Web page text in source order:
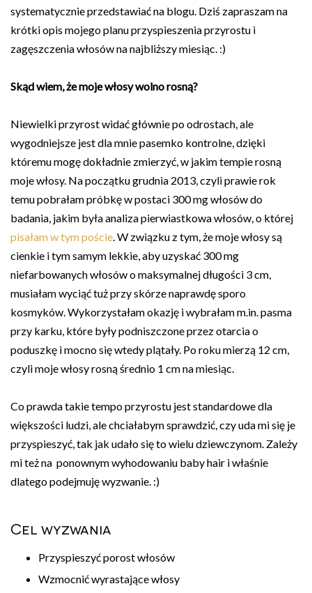
systematycznie przedstawiać na blogu. Dziś zapraszam na
krótki opis mojego planu przyspieszenia przyrostu i
zagęszczenia włosów na najbliższy miesiąc. :)
Skąd wiem, że moje włosy wolno rosną?
Niewielki przyrost widać głównie po odrostach, ale
wygodniejsze jest dla mnie pasemko kontrolne, dzięki
któremu mogę dokładnie zmierzyć, w jakim tempie rosną
moje włosy. Na początku grudnia 2013, czyli prawie rok
temu pobrałam próbkę w postaci 300 mg włosów do
badania, jakim była analiza pierwiastkowa włosów, o której
pisałam w tym poście. W związku z tym, że moje włosy są
cienkie i tym samym lekkie, aby uzyskać 300 mg
niefarbowanych włosów o maksymalnej długości 3 cm,
musiałam wyciąć tuż przy skórze naprawdę sporo
kosmyków. Wykorzystałam okazję i wybrałam m.in. pasma
przy karku, które były podniszczone przez otarcia o
poduszkę i mocno się wtedy plątały. Po roku mierzą 12 cm,
czyli moje włosy rosną średnio 1 cm na miesiąc.
Co prawda takie tempo przyrostu jest standardowe dla
większości ludzi, ale chciałabym sprawdzić, czy uda mi się je
przyspieszyć, tak jak udało się to wielu dziewczynom. Zależy
mi też na ponownym wyhodowaniu baby hair i właśnie
dlatego podejmuję wyzwanie. :)
Cel wyzwania
Przyspieszyć porost włosów
Wzmocnić wyrastające włosy